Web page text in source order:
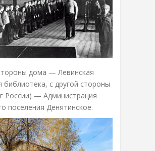
дома — Левинская
библиотека, с другой стороны
России) — Администрация
поселения Денятинское.